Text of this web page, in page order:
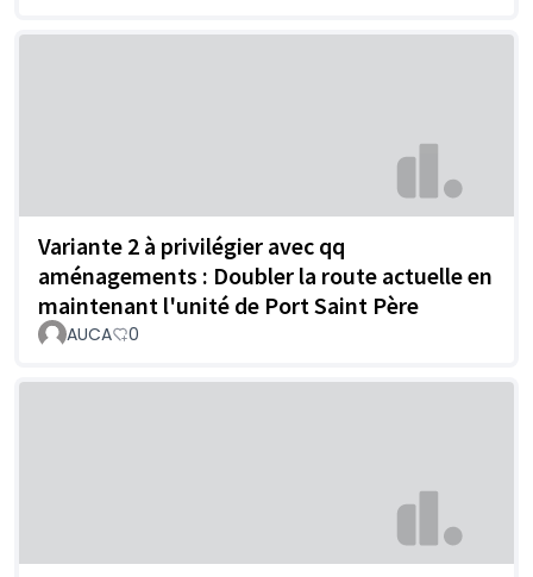
Variante 2 à privilégier avec qq
aménagements : Doubler la route actuelle en
maintenant l'unité de Port Saint Père
AUCA 0